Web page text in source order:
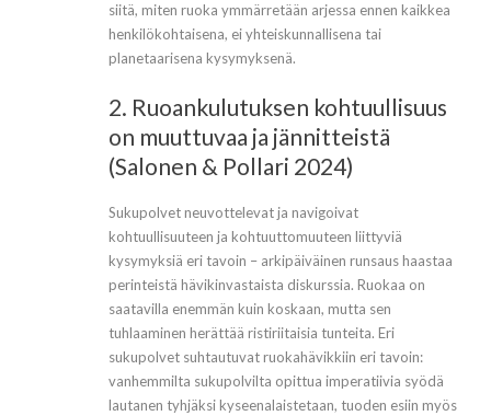
siitä, miten ruoka ymmärretään arjessa ennen kaikkea
henkilökohtaisena, ei yhteiskunnallisena tai
planetaarisena kysymyksenä.
2. Ruoankulutuksen kohtuullisuus
on muuttuvaa ja jännitteistä
(Salonen & Pollari 2024)
Sukupolvet neuvottelevat ja navigoivat
kohtuullisuuteen ja kohtuuttomuuteen liittyviä
kysymyksiä eri tavoin – arkipäiväinen runsaus haastaa
perinteistä hävikinvastaista diskurssia. Ruokaa on
saatavilla enemmän kuin koskaan, mutta sen
tuhlaaminen herättää ristiriitaisia tunteita. Eri
sukupolvet suhtautuvat ruokahävikkiin eri tavoin:
vanhemmilta sukupolvilta opittua imperatiivia syödä
lautanen tyhjäksi kyseenalaistetaan, tuoden esiin myös